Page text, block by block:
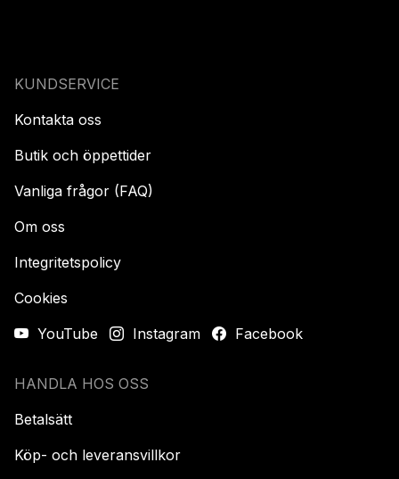
KUNDSERVICE
Kontakta oss
Butik och öppettider
Vanliga frågor (FAQ)
Om oss
Integritetspolicy
Cookies
YouTube
Instagram Facebook
HANDLA HOS OSS
Betalsätt
Köp- och leveransvillkor